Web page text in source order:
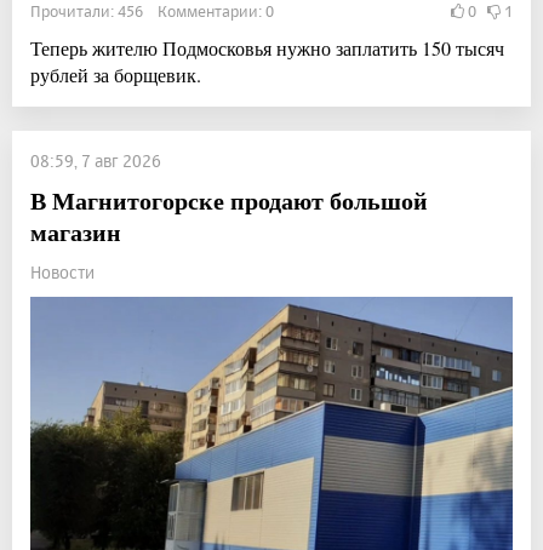
Прочитали: 456 Комментарии: 0 0 1
Теперь жителю Подмосковья нужно заплатить 150 тысяч
рублей за борщевик.
08:59, 7 авг 2026
В Магнитогорске продают большой
магазин
Новости